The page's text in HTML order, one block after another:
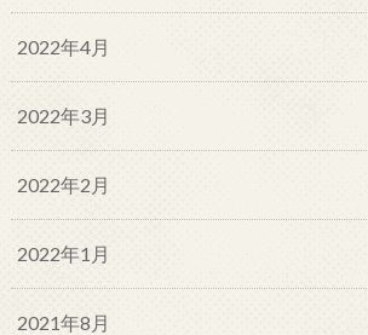
2022年4月
2022年3月
2022年2月
2022年1月
2021年8月